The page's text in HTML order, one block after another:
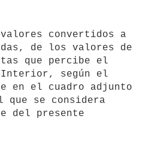
de los valores de
que percibe el
según el
en el cuadro adjunto
que se considera
del presente